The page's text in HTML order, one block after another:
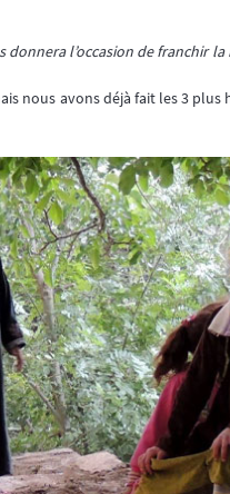
l’occasion de franchir
nous avons déjà fait les 3 plus